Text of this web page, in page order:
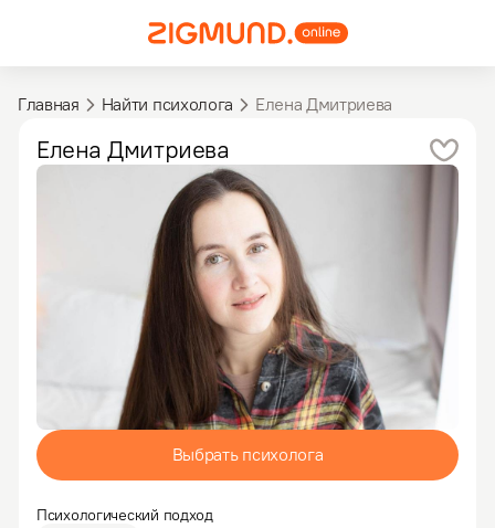
Главная Найти психолога Елена Дмитриева
Елена Дмитриева
Выбрать психолога
Психологический подход